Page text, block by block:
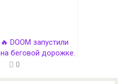
🔥 DOOM запустили
на беговой дорожке.
И это прекрасно
0